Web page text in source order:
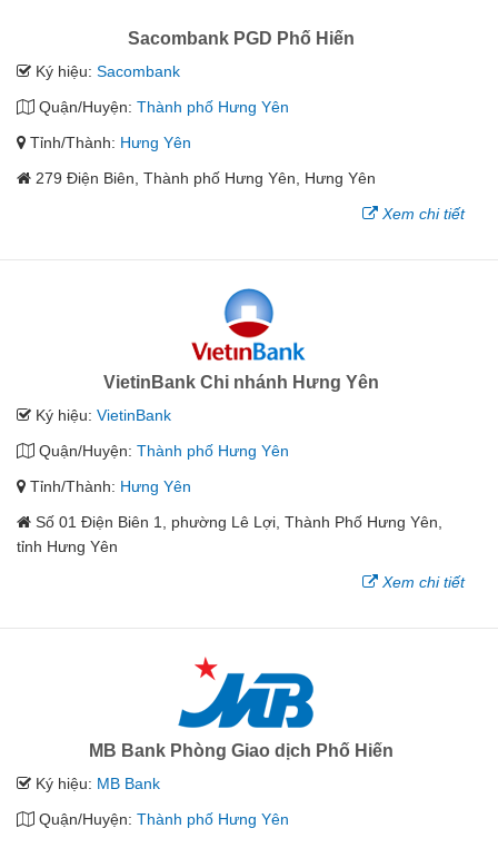
Sacombank PGD Phố Hiến
Ký hiệu: Sacombank
Quận/Huyện: Thành phố Hưng Yên
Tỉnh/Thành: Hưng Yên
279 Điện Biên, Thành phố Hưng Yên, Hưng Yên
Xem chi tiết
VietinBank Chi nhánh Hưng Yên
Ký hiệu: VietinBank
Quận/Huyện: Thành phố Hưng Yên
Tỉnh/Thành: Hưng Yên
Số 01 Điện Biên 1, phường Lê Lợi, Thành Phố Hưng Yên,
tỉnh Hưng Yên
Xem chi tiết
MB Bank Phòng Giao dịch Phố Hiến
Ký hiệu: MB Bank
Quận/Huyện: Thành phố Hưng Yên